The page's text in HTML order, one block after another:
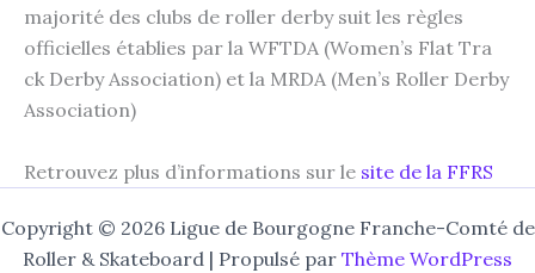
majorité des clubs de roller derby suit les règles
officielles établies par la WFTDA (Women’s Flat Tra
ck Derby Association) et la MRDA (Men’s Roller Derby
Association)
Retrouvez plus d’informations sur le site de la FFRS
Copyright © 2026 Ligue de Bourgogne Franche-Comté de
Roller & Skateboard | Propulsé par Thème WordPress